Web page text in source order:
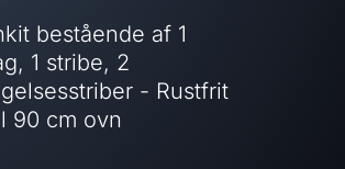
bestående af 1
1 stribe, 2
- Rustfrit
90 cm ovn